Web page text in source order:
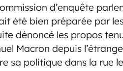
d’enquête
été bien préparée par
dénoncé les propos
Macron depuis
sa politique dans la rue